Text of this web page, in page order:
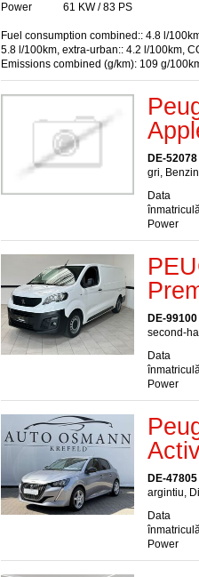
Power
61 KW / 83 PS
Fuel consumption combined:: 4.8 l/
5.8 l/100km, extra-urban:: 4.2 l/100km,
Emissions combined (g/km): 109 g/
DE-
gri,
Data
Power
DE-
second-
Data
Power
DE-
argintiu,
Data
Power